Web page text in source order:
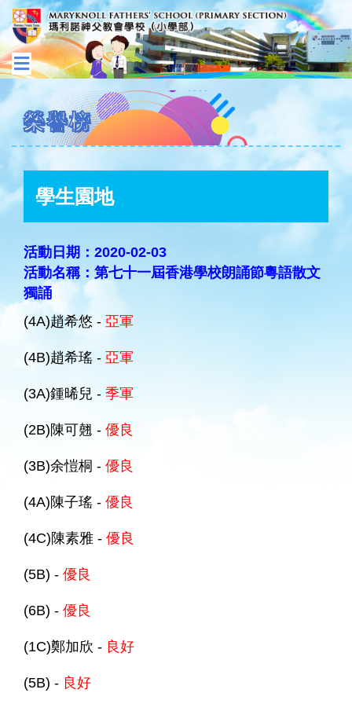
榮譽榜
學生園地
活動日期：2020-02-03
活動名稱：第七十一屆香港學校朗誦節粵語散文
獨誦
(4A)趙希悠 - 亞軍
(4B)趙希瑤 - 亞軍
(3A)鍾晞兒 - 季軍
(2B)陳可翹 - 優良
(3B)余愷桐 - 優良
(4A)陳子瑤 - 優良
(4C)陳素雅 - 優良
(5B) - 優良
(6B) - 優良
(1C)鄭加欣 - 良好
(5B) - 良好